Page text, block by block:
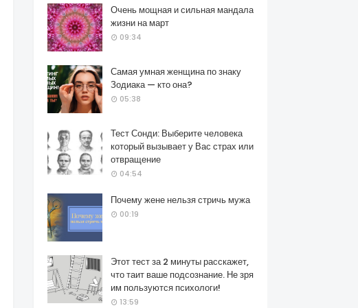
Очень мощная и сильная мандала
жизни на март
09:34
Самая умная женщина по знаку
Зодиака — кто она?
05:38
Тест Сонди: Выберите человека
который вызывает у Вас страх или
отвращение
04:54
Почему жене нельзя стричь мужа
00:19
Этот тест за 2 минуты расскажет,
что таит ваше подсознание. Не зря
им пользуются психологи!
13:59